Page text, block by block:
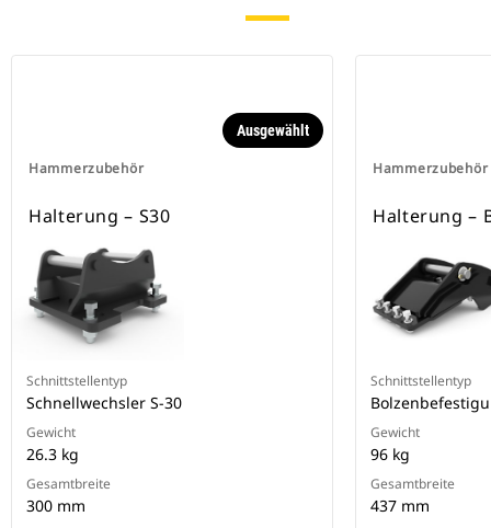
Hammerzubehör
Ausgewählt
Halterung – S30
Schnittstellentyp
Schnellwechsler S-30
Gewicht
26.3 kg
Gesamtbreite
300 mm
Hammerzubehör
Halterung –
Schnittstellentyp
Gewicht
96 kg
Gesamtbreite
437 mm